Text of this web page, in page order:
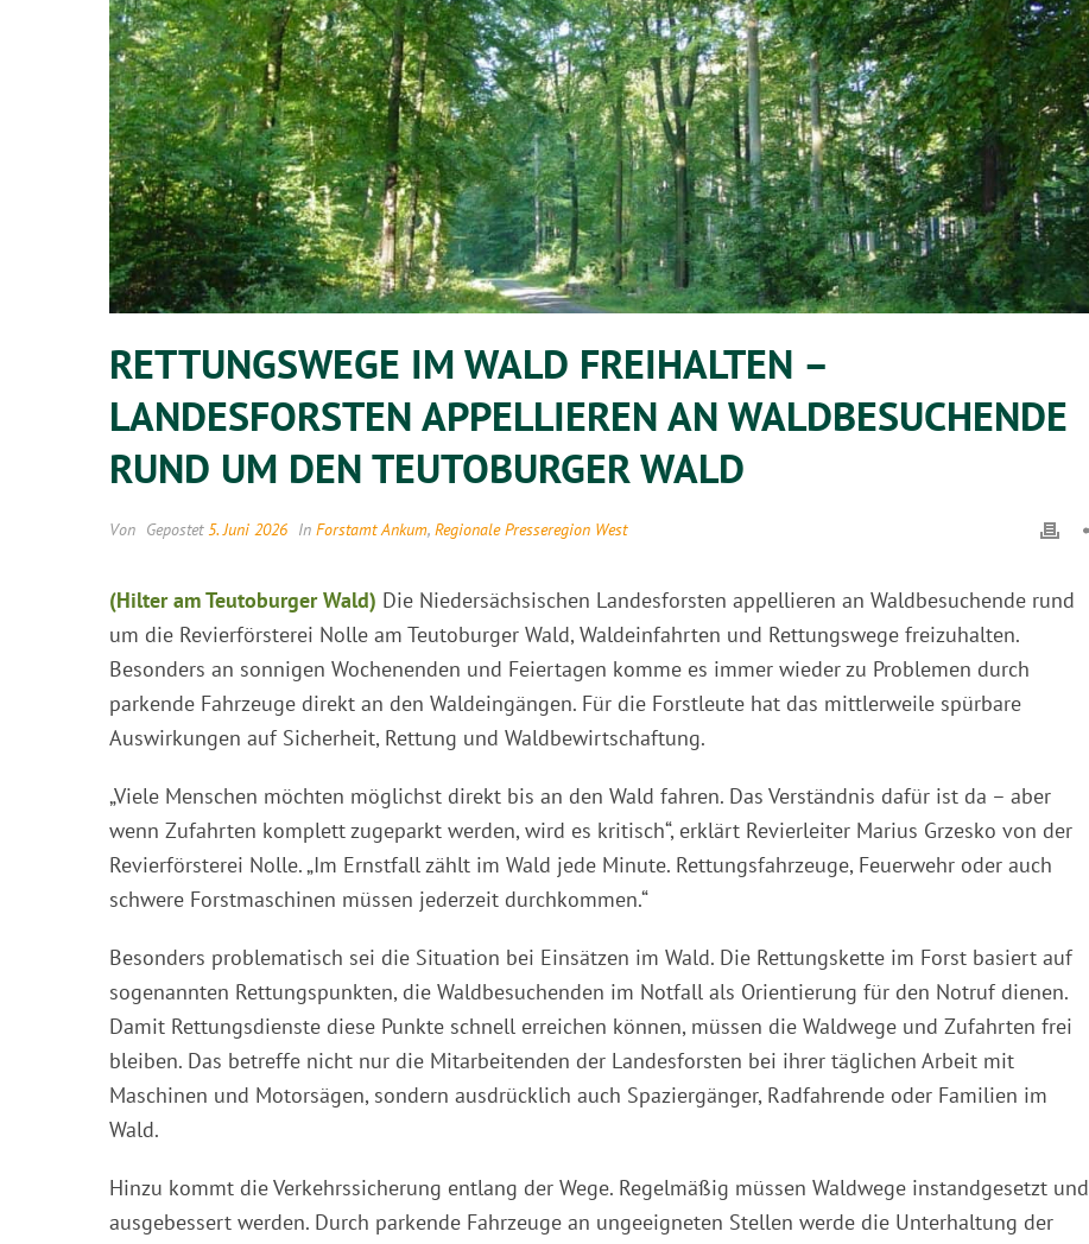
RETTUNGSWEGE IM WALD FREIHALTEN –
LANDESFORSTEN APPELLIEREN AN WALDBESUCHENDE
RUND UM DEN TEUTOBURGER WALD
Von Gepostet5. Juni 2026 In Forstamt Ankum, Regionale Presseregion West
(Hilter am Teutoburger Wald) Die Niedersächsischen Landesforsten appellieren an Waldbesuchende rund
um die Revierförsterei Nolle am Teutoburger Wald, Waldeinfahrten und Rettungswege freizuhalten.
Besonders an sonnigen Wochenenden und Feiertagen komme es immer wieder zu Problemen durch
parkende Fahrzeuge direkt an den Waldeingängen. Für die Forstleute hat das mittlerweile spürbare
Auswirkungen auf Sicherheit, Rettung und Waldbewirtschaftung.
„Viele Menschen möchten möglichst direkt bis an den Wald fahren. Das Verständnis dafür ist da – aber
wenn Zufahrten komplett zugeparkt werden, wird es kritisch“, erklärt Revierleiter Marius Grzesko von der
Revierförsterei Nolle. „Im Ernstfall zählt im Wald jede Minute. Rettungsfahrzeuge, Feuerwehr oder auch
schwere Forstmaschinen müssen jederzeit durchkommen.“
Besonders problematisch sei die Situation bei Einsätzen im Wald. Die Rettungskette im Forst basiert auf
sogenannten Rettungspunkten, die Waldbesuchenden im Notfall als Orientierung für den Notruf dienen.
Damit Rettungsdienste diese Punkte schnell erreichen können, müssen die Waldwege und Zufahrten frei
bleiben. Das betreffe nicht nur die Mitarbeitenden der Landesforsten bei ihrer täglichen Arbeit mit
Maschinen und Motorsägen, sondern ausdrücklich auch Spaziergänger, Radfahrende oder Familien im
Wald.
Hinzu kommt die Verkehrssicherung entlang der Wege. Regelmäßig müssen Waldwege instandgesetzt und
ausgebessert werden. Durch parkende Fahrzeuge an ungeeigneten Stellen werde die Unterhaltung der